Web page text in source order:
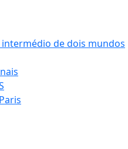
de dois mundos